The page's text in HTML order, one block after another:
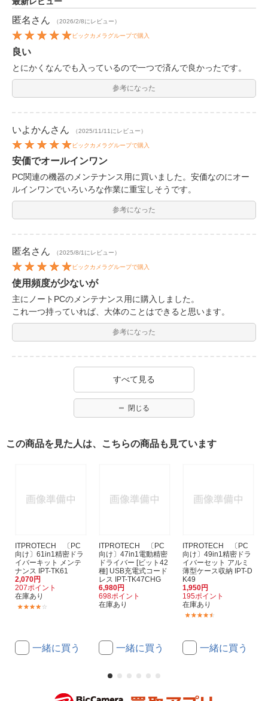
匿名 さん （2026/2/8にレビュー）
ビックカメラグループで購入
良い
とにかくなんでも入っているので一つで済んで良かったです。
参考になった
いよかんさん （2025/11/11にレビュー）
ビックカメラグループで購入
安価でオールインワン
PC関連の機器のメンテナンス用に買いました。安価なのにオー
ルインワンでいろいろな作業に重宝しそうです。
参考になった
匿名 さん （2025/8/1にレビュー）
ビックカメラグループで購入
使用頻度が少ないが
主にノートPCのメンテナンス用に購入しました。
これ一つ持っていれば、大体のことはできると思います。
参考になった
すべて見る
閉じる
この商品を見た人は、こちらの商品も見ています
ITPROTECH 〔PC
向け〕61in1精密ドラ
イバーキット メンテ
ナンス IPT-TK61
2,070円
207ポイント
在庫あり
一緒に買う
ITPROTECH 〔PC
向け〕47in1電動精密
ドライバー [ビット42
種] USB充電式コード
レス IPT-TK47CHG
6,980円
698ポイント
在庫あり
一緒に買う
ITPROTECH 〔PC
向け〕49in1精密ドラ
イバーセット アルミ
薄型ケース収納 IPT-D
K49
1,950円
195ポイント
在庫あり
一緒に買う